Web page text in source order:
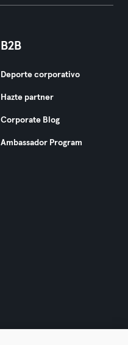
B2B
Deporte corporativo
Hazte partner
Corporate Blog
Ambassador Program